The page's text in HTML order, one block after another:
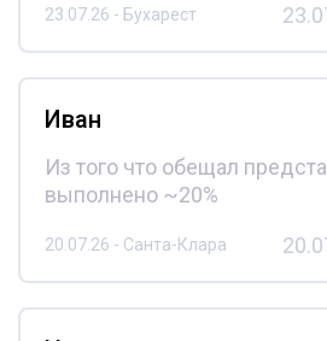
23.07.26 - Бухарест
Иван
Из того что обещал
выполнено ~20%
20.07.26 - Санта-Клара